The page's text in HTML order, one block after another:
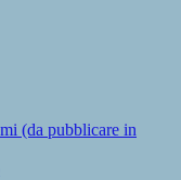
(da pubblicare in